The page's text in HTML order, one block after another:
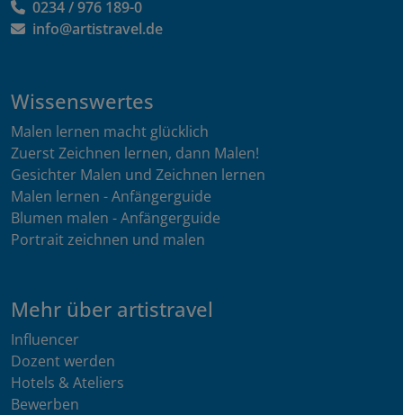
0234 / 976 189-0
info@artistravel.de
Wissenswertes
Malen lernen macht glücklich
Zuerst Zeichnen lernen, dann Malen!
Gesichter Malen und Zeichnen lernen
Malen lernen - Anfängerguide
Blumen malen - Anfängerguide
Portrait zeichnen und malen
Mehr über artistravel
Influencer
Dozent werden
Hotels & Ateliers
Bewerben